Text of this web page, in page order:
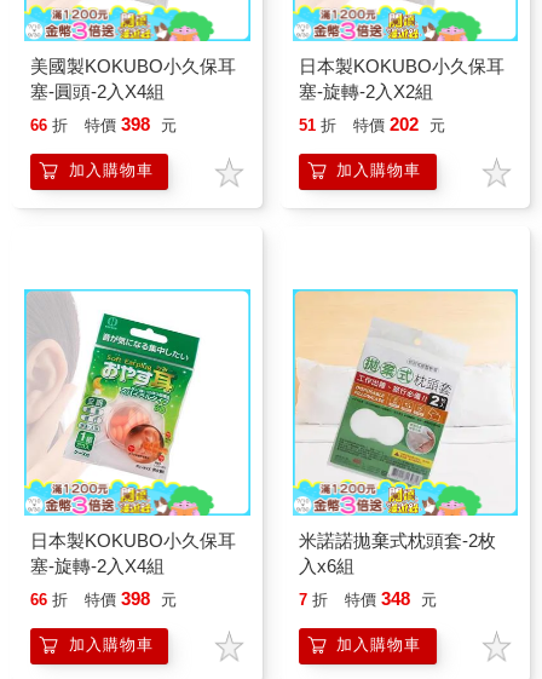
美國製KOKUBO小久保耳
塞-圓頭-2入X4組
66 折 特價 398 元
加入購物車
日本製KOKUBO小久保耳
塞-旋轉-2入X2組
51 折 特價 202 元
加入購物車
日本製KOKUBO小久保耳
塞-旋轉-2入X4組
66 折 特價 398 元
加入購物車
米諾諾拋棄式枕頭套-2枚
入x6組
7 折 特價 348 元
加入購物車